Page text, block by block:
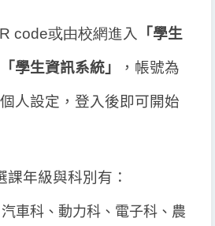
code或由校網進入 「學生
「學生資訊系統」 ，帳號為
人設定，登入後即可開始
課年級與科別有：
車科、動力科、電子科、農